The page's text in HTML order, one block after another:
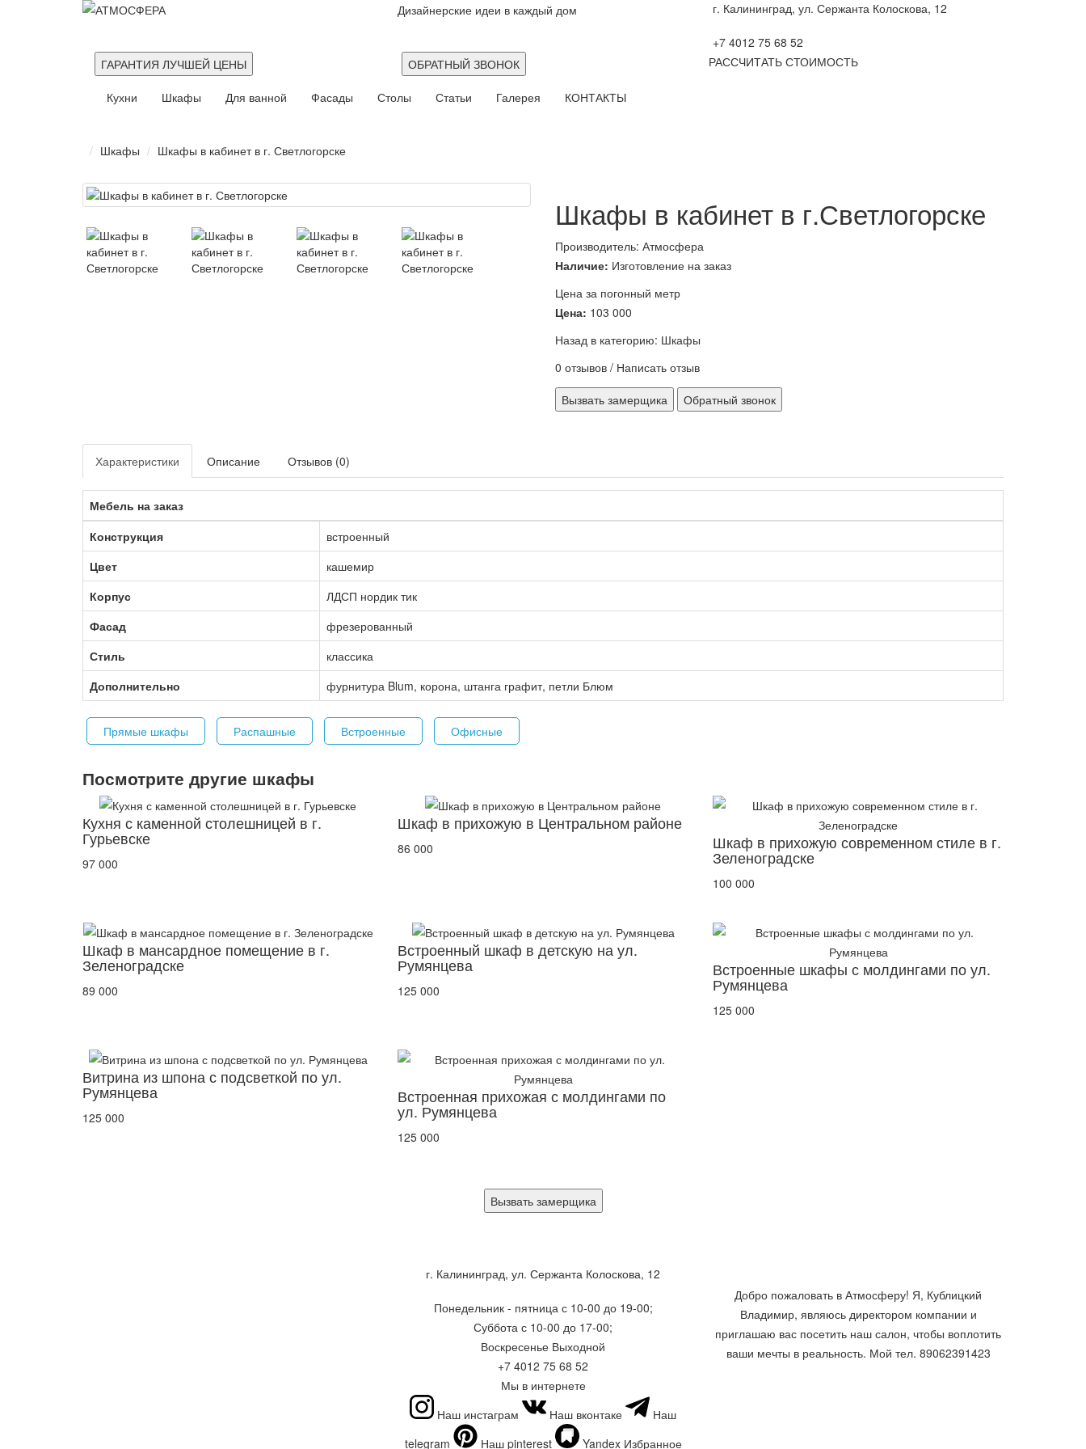
Дизайнерские идеи в каждый дом г. Калининград, ул. Сержанта Колоскова, 12
+7 4012 75 68 52
ГАРАНТИЯ ЛУЧШЕЙ ЦЕНЫ
ОБРАТНЫЙ ЗВОНОК РАССЧИТАТЬ СТОИМОСТЬ
Кухни Шкафы Для ванной Фасады Столы Статьи Галерея КОНТАКТЫ
Шкафы Шкафы в кабинет в г. Светлогорске
Шкафы в кабинет в г.Светлогорске
Производитель: Атмосфера
Наличие: Изготовление на заказ
Цена за погонный метр
Цена: 103 000
Назад в категорию: Шкафы
0 отзывов / Написать отзыв
Вызвать замерщика
Обратный звонок
Характеристики Описание Отзывов (0)
Мебель на заказ
Конструкция
встроенный
Цвет
кашемир
Корпус
ЛДСП нордик тик
Фасад
фрезерованный
Стиль
классика
Дополнительно
фурнитура Blum, корона, штанга графит, петли Блюм
Прямые шкафы Распашные Встроенные Офисные
Посмотрите другие шкафы
Кухня с каменной столешницей в г.
Гурьевске
97 000
Шкаф в прихожую в Центральном районе
86 000 Шкаф в прихожую современном стиле в г.
Зеленоградске
100 000
Шкаф в мансардное помещение в г.
Зеленоградске
89 000
Встроенный шкаф в детскую на ул.
Румянцева
125 000
Встроенные шкафы с молдингами по ул.
Румянцева
125 000
Витрина из шпона с подсветкой по ул.
Румянцева
125 000
Встроенная прихожая с молдингами по
ул. Румянцева
125 000
Вызвать замерщика
г. Калининград, ул. Сержанта Колоскова, 12
Понедельник - пятница с 10-00 до 19-00;
Суббота с 10-00 до 17-00;
Воскресенье Выходной
+7 4012 75 68 52
Мы в интернете
Наш инстаграм
Наш вконтаке
Наш
telegram
Наш pinterest Yandex Избранное
Добро пожаловать в Атмосферу! Я, Кублицкий
Владимир, являюсь директором компании и
приглашаю вас посетить наш салон, чтобы воплотить
ваши мечты в реальность. Мой тел. 89062391423